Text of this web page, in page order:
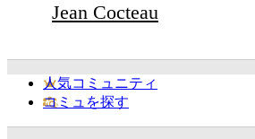
Jean Cocteau
人気コミュニティ
コミュを探す